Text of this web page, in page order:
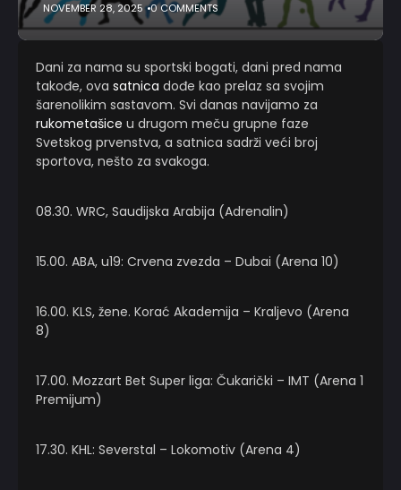
NOVEMBER 28, 2025 0 COMMENTS
Dani za nama su sportski bogati, dani pred nama
takođe, ova satnica dođe kao prelaz sa svojim
šarenolikim sastavom. Svi danas navijamo za
rukometašice u drugom meču grupne faze
Svetskog prvenstva, a satnica sadrži veći broj
sportova, nešto za svakoga.
08.30. WRC, Saudijska Arabija (Adrenalin)
15.00. ABA, u19: Crvena zvezda – Dubai (Arena 10)
16.00. KLS, žene. Korać Akademija – Kraljevo (Arena
8)
17.00. Mozzart Bet Super liga: Čukarički – IMT (Arena 1
Premijum)
17.30. KHL: Severstal – Lokomotiv (Arena 4)